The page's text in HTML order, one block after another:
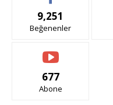
9,251
Beğenenler
677
Abone